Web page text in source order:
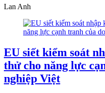
Lan Anh
EU siết kiểm soát
thử cho năng lực
nghiệp Việt